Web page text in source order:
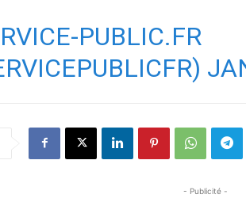
PUBLIC.FR
- Publicité -